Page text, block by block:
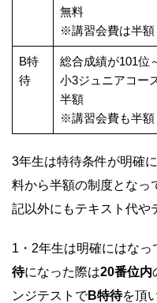
無料
※講習会費は半額
B特
待
総合成績が101位
小3ジュニアコー
半額
※講習会費も半額
3年生は特待条件が明確
料から半額の制度となっ
記以外にもテキスト代や
1・2年生は明確にはな
待になった際は20番位内
ンジテストでB特待を頂